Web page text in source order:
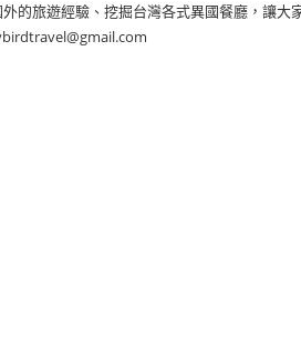
的旅遊經驗、挖掘台灣各式異國餐廳，讓大